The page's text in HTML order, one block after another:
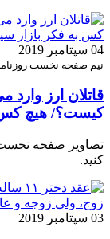
04 سپتامبر 2019
نیم صفحه نخست
قاتلان ارز
کیست؟/ هیچ کس
تصاویر صفحه نخست
کنید.
03 سپتامبر 2019